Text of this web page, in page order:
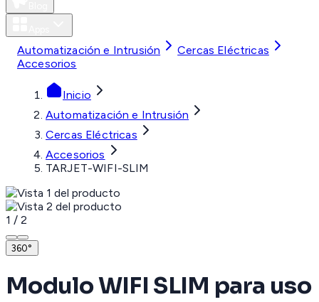
Automatización e Intrusión
Cercas Eléctricas
Accesorios
Inicio
Automatización e Intrusión
Cercas Eléctricas
Accesorios
TARJET-WIFI-SLIM
1 / 2
360°
Modulo WIFI SLIM para uso